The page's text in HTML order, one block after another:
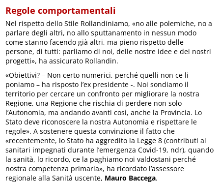
Regole comportamentali
Nel rispetto dello Stile Rollandiniamo, «no alle polemiche, no a
parlare degli altri, no allo sputtanamento in nessun modo
come stanno facendo già altri, ma pieno rispetto delle
persone, di tutti: parliamo di noi, delle nostre idee e dei nostri
progetti», ha assicurato Rollandin.
«Obiettivi? – Non certo numerici, perché quelli non ce li
poniamo – ha risposto l’ex presidente -. Noi sondiamo il
territorio per cercare un confronto per migliorare la nostra
Regione, una Regione che rischia di perdere non solo
l’Autonomia, ma andando avanti così, anche la Provincia. Lo
Stato deve riconoscere la nostra Autonomia e rispettare le
regole». A sostenere questa convinzione il fatto che
«recentemente, lo Stato ha aggredito la Legge 8 (contributi ai
sanitari impegnati durante l’emergenza Covid-19, ndr), quando
la sanità, lo ricordo, ce la paghiamo noi valdostani perché
nostra competenza primaria», ha ricordato l’assessore
regionale alla Sanità uscente, Mauro Baccega.